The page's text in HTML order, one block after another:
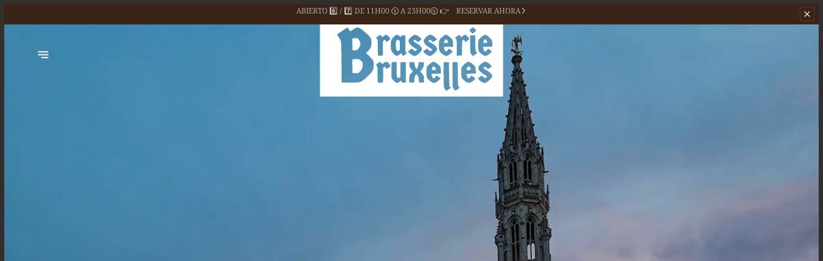
ABIERTO 6️⃣ / 7️⃣ DE 11H00 🕦 A 23H00🕥 👉 RESERVAR AHORA